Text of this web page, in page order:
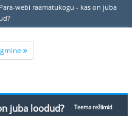
Para-webi raamatukogu - kas on juba
Teema režiimid
juba loodud?